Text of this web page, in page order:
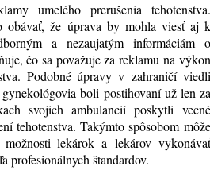
umelého prerušenia tehotenstva.
obávať, že úprava by mohla viesť aj k
a nezaujatým informáciám o
čo sa považuje za reklamu na výkon
Podobné úpravy v zahraničí viedli
boli postihovaní už len za
svojich ambulancií poskytli vecné
tehotenstva. Takýmto spôsobom môže
možnosti lekárok a lekárov vykonávať
profesionálnych štandardov.